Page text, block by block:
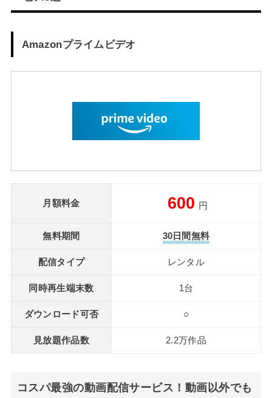
Amazonプライムビデオ
月額料金 600 円
無料期間 30日間無料
配信タイプ レンタル
同時再生端末数 1台
ダウンロード可否 ○
見放題作品数 2.2万作品
コスパ最強の動画配信サービス！動画以外でも